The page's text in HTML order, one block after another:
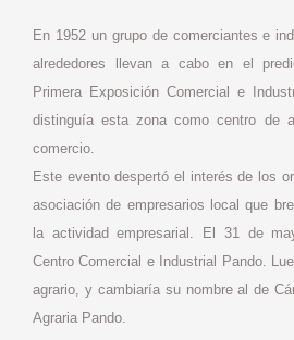
En 1952 un grupo de comerciantes e
alrededores llevan a cabo en el
Primera Exposición Comercial e
distinguía esta zona como centro de
comercio.
Este evento despertó el interés de los
asociación de empresarios local que
la actividad empresarial. El 31 de
Centro Comercial e Industrial Pando.
agrario, y cambiaría su nombre al de
Agraria Pando.